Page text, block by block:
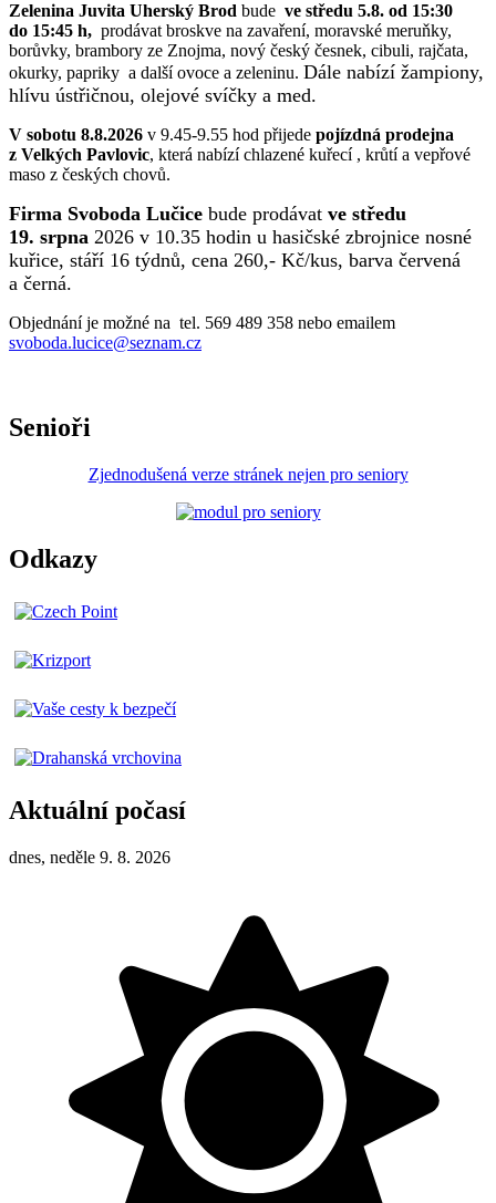
Zelenina Juvita Uherský Brod bude ve středu 5.8. od 15:30
do 15:45 h, prodávat broskve na zavaření, moravské meruňky,
borůvky, brambory ze Znojma, nový český česnek, cibuli, rajčata,
okurky, papriky a další ovoce a zeleninu. Dále nabízí žampiony,
hlívu ústřičnou, olejové svíčky a med.
V sobotu 8.8.2026 v 9.45-9.55 hod přijede pojízdná prodejna
z Velkých Pavlovic, která nabízí chlazené kuřecí , krůtí a vepřové
maso z českých chovů.
Firma Svoboda Lučice bude prodávat ve středu
19. srpna 2026 v 10.35 hodin u hasičské zbrojnice nosné
kuřice, stáří 16 týdnů, cena 260,- Kč/kus, barva červená
a černá.
Objednání je možné na tel. 569 489 358 nebo emailem
svoboda.lucice@seznam.cz
Senioři
Zjednodušená verze stránek nejen pro seniory
Odkazy
Aktuální počasí
dnes, neděle 9. 8. 2026